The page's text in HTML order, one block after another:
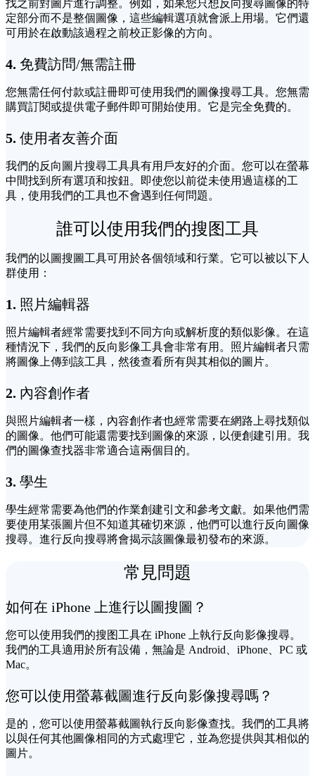
找之前對圖片進行調整。例如，如果您只想反向搜尋圖像的特
定部分而不是整個圖像，這些編輯選項就會派上用場。它們還
可用於在啟動該過程之前校正影像的方向。
4. 免費訪問/無需註冊
您無需任何付款或註冊即可使用我們的圖像搜尋工具。您無需
購買訂閱或提供電子郵件即可開始使用。它是完全免費的。
5. 使用者友善介面
我們的反向圖片搜尋工具具有用戶友好的介面。您可以在螢幕
中間找到所有選項和按鈕。即使您以前從未使用過這樣的工
具，使用我們的工具也不會遇到任何問題。
誰可以使用我們的搜图工具
我們的以圖搜圖工具可用於各個領域和行業。它可以被以下人
群使用：
1. 照片編輯器
照片編輯者經常需要找到不同方向或解析度的類似影像。在這
種情況下，我們的反向影像工具會非常有用。照片編輯者只需
將圖像上傳到該工具，然後查看所有與其相似的圖片。
2. 內容創作者
與照片編輯者一樣，內容創作者也經常需要在網路上尋找類似
的圖像。他們可能還需要找到圖像的來源，以便創建引用。我
們的圖像查找器非常適合這兩個目的。
3. 學生
學生經常需要為他們的作業創建引文和參考文獻。如果他們需
要使用某張圖片但不知道其確切來源，他們可以進行反向圖像
搜尋。進行反向搜尋將會揭示該圖像最初發布的來源。
常見問題
如何在 iPhone 上進行以圖搜圖？
您可以使用我們的搜图工具在 iPhone 上執行反向影像搜尋。
我們的工具適用於所有設備，無論是 Android、iPhone、PC 或
Mac。
您可以使用螢幕截圖進行反向影像搜尋嗎？
是的，您可以使用螢幕截圖執行反向影像查找。我們的工具將
以與任何其他圖像相同的方式處理它，並為您提供與其相似的
圖片。